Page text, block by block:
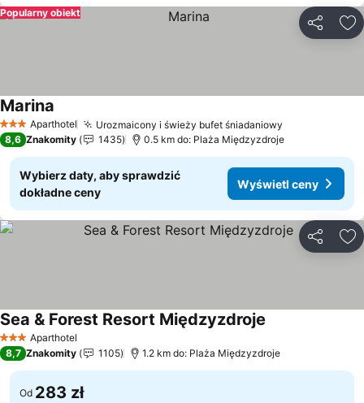
Popularny obiekt
3 KategoriaAparthotel Urozmaicony i świeży bufet śniadaniowy
Marina
8,6 Znakomity 1435 0.5 km do: Plaża Międzyzdroje
Wybierz daty, aby sprawdzić
dokładne ceny
Wyświetl ceny
3 KategoriaAparthotel
Sea & Forest Resort Międzyzdroje
8,7 Znakomity 1105 1.2 km do: Plaża Międzyzdroje
Od 283 zł